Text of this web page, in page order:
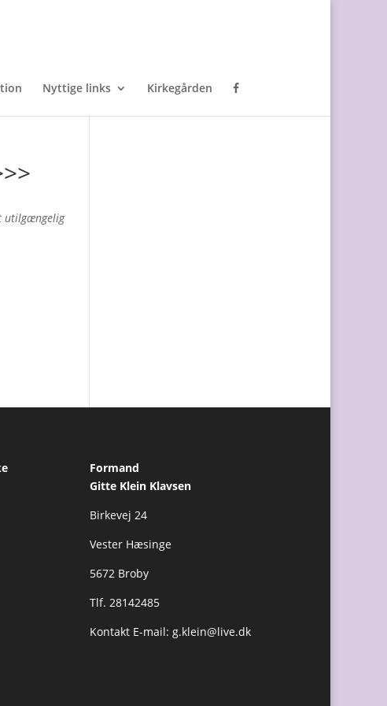
Nyttige links Kirkegården
utilgængelig
Formand
Gitte Klein Klavsen
Birkevej 24
Vester Hæsinge
5672 Broby
Tlf. 28142485
Kontakt E-mail: g.klein@live.dk